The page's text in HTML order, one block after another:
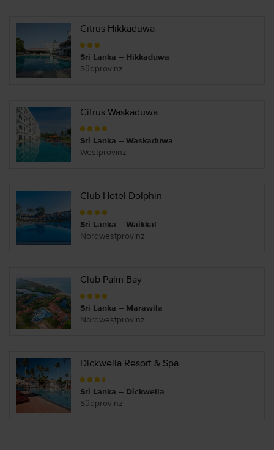
Citrus Hikkaduwa
Sri Lanka – Hikkaduwa
Südprovinz
Citrus Waskaduwa
Sri Lanka – Waskaduwa
Westprovinz
Club Hotel Dolphin
Sri Lanka – Waikkal
Nordwestprovinz
Club Palm Bay
Sri Lanka – Marawila
Nordwestprovinz
Dickwella Resort & Spa
Sri Lanka – Dickwella
Südprovinz